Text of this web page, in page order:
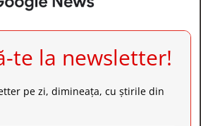
te la newsletter!
pe zi, dimineața, cu știrile din